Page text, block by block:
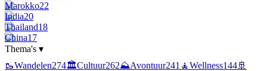
Marokko22
India20
Thailand18
China17
Thema's ▾
🥾Wandelen274🏛️Cultuur262⛰️Avontuur241 🧘Wellness144🚢